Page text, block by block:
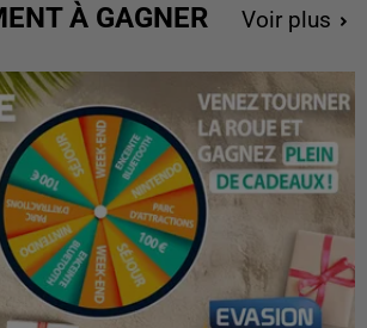
À GAGNER Voir plus